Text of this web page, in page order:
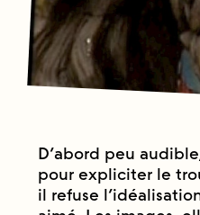
D’abord peu
pour expliciter le
il refuse